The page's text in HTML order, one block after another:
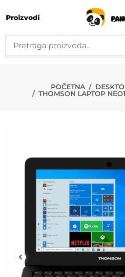
Proizvodi
POČETNA
THOMSON LAPTOP